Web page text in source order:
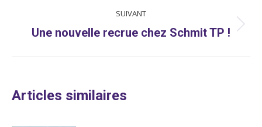
:
SUIVANT
Article
Une nouvelle recrue chez Schmit TP !
Articles similaires